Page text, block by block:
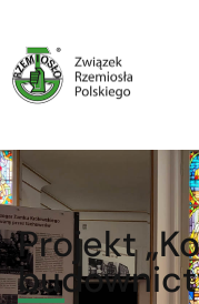
Projekt